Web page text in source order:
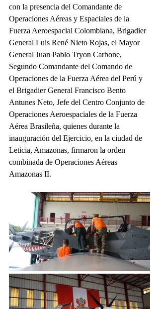
con la presencia del Comandante de
Operaciones Aéreas y Espaciales de la
Fuerza Aeroespacial Colombiana, Brigadier
General Luis René Nieto Rojas, el Mayor
General Juan Pablo Tryon Carbone,
Segundo Comandante del Comando de
Operaciones de la Fuerza Aérea del Perú y
el Brigadier General Francisco Bento
Antunes Neto, Jefe del Centro Conjunto de
Operaciones Aeroespaciales de la Fuerza
Aérea Brasileña, quienes durante la
inauguración del Ejercicio, en la ciudad de
Leticia, Amazonas, firmaron la orden
combinada de Operaciones Aéreas
Amazonas II.